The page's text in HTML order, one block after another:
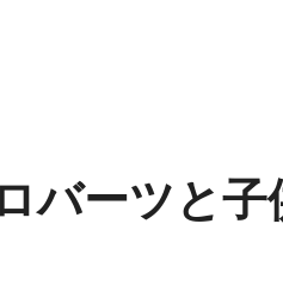
バーツと